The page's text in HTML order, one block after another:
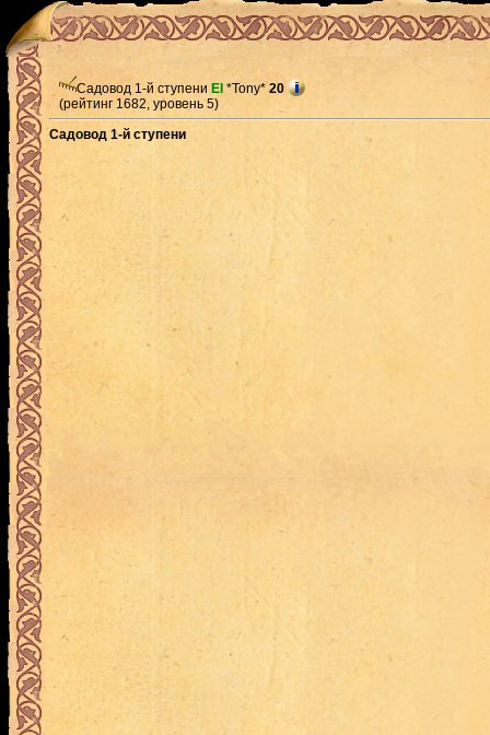
Садовод 1-й ступени El *Tony* 20
(рейтинг 1682, уровень 5)
Садовод 1-й ступени